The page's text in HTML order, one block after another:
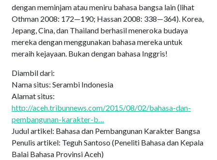
dengan meminjam atau meniru bahasa bangsa lain (lihat
Othman 2008: 172—190; Hassan 2008: 338—364). Korea,
Jepang, Cina, dan Thailand berhasil meneroka budaya
mereka dengan menggunakan bahasa mereka untuk
meraih kejayaan. Bukan dengan bahasa Inggris!
Diambil dari:
Nama situs: Serambi Indonesia
Alamat situs:
http://aceh.tribunnews.com/2015/08/02/bahasa-dan-
pembangunan-karakter-b…
Judul artikel: Bahasa dan Pembangunan Karakter Bangsa
Penulis artikel: Teguh Santoso (Peneliti Bahasa dan Kepala
Balai Bahasa Provinsi Aceh)